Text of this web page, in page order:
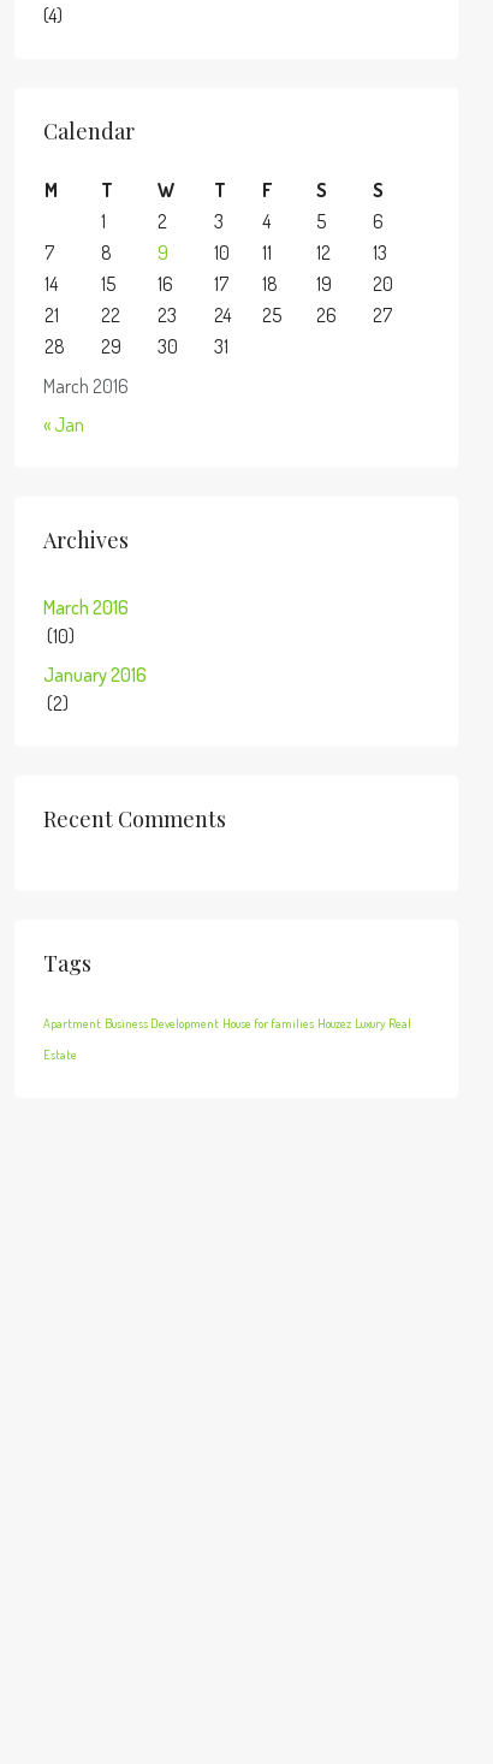
(4)
Calendar
March 2016
M T W T F S
S
1
2 3 4 5
6
7
8 9 10 11 12
13
14
15 16 17 18 19
20
21
22 23 24 25 26
27
28
29 30 31
« Jan
Archives
March 2016
(10)
January 2016
(2)
Recent Comments
Tags
Apartment Business Development House for families Houzez Luxury Real
Estate